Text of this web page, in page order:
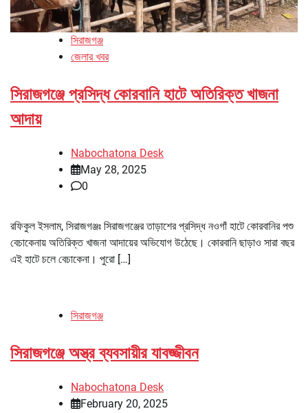
সিরাজগঞ্জ
জেলার খবর
সিরাজগঞ্জে প্রসিদ্ধ কোরবানি হাটে অতিরিক্ত খাজনা
আদায়
Nabochatona Desk
May 28, 2025
0
রফিকুল ইসলাম, সিরাজগঞ্জঃ সিরাজগঞ্জের তাড়াশের প্রসিদ্ধ নওগাঁ হাটে কোরবানির পশু
বেচাকেনায় অতিরিক্ত খাজনা আদায়ের অভিযোগ উঠেছে। কোরবানি ছাড়াও সারা বছর
এই হাটে চলে বেচাকেনা। পুরো […]
সিরাজগঞ্জ
সিরাজগঞ্জে অস্ত্র ব্যবসায়ীর যাবজ্জীবন
Nabochatona Desk
February 20, 2025